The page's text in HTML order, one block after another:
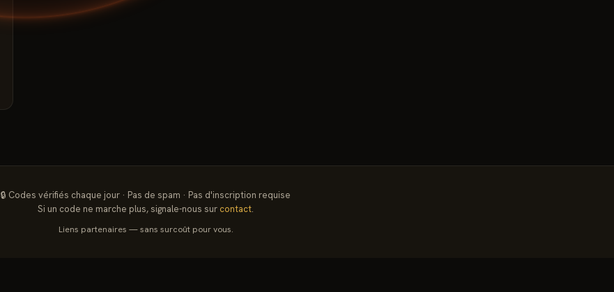
🔒 Codes vérifiés chaque jour · Pas de spam · Pas d'inscription requise
Si un code ne marche plus, signale-nous sur contact.
Liens partenaires — sans surcoût pour vous.